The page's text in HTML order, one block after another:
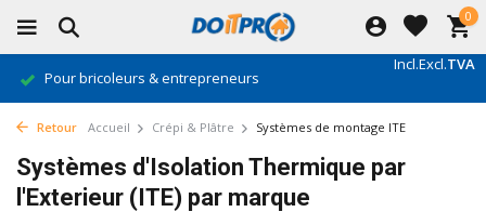
0
Incl.Excl.TVA
Pour bricoleurs & entrepreneurs
Retour Accueil Crépi & Plâtre Systèmes de montage ITE
Systèmes d'Isolation Thermique par
l'Exterieur (ITE) par marque